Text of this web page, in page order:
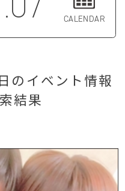
CALENDAR
のイベント情報
結果